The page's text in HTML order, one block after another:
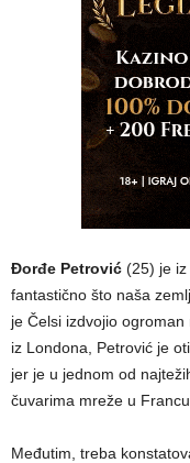
Đorđe Petrović (25) je
fantastično što naša
je Čelsi izdvojio
iz Londona, Petrović je
jer je u jednom od
čuvarima mreže u
Međutim, treba